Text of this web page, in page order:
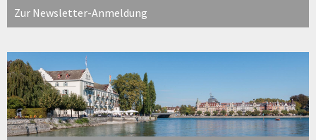
Zur Newsletter-Anmeldung